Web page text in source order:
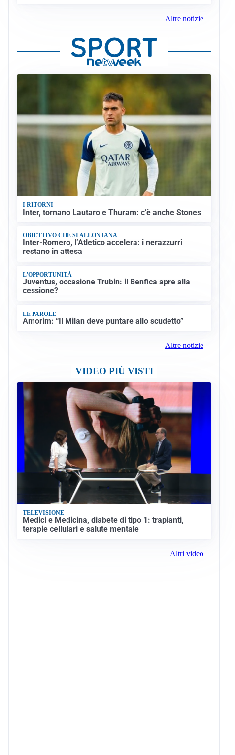
Altre notizie
I RITORNI
Inter, tornano Lautaro e Thuram: c’è anche Stones
OBIETTIVO CHE SI ALLONTANA
Inter-Romero, l’Atletico accelera: i nerazzurri
restano in attesa
L'OPPORTUNITÀ
Juventus, occasione Trubin: il Benfica apre alla
cessione?
LE PAROLE
Amorim: “Il Milan deve puntare allo scudetto”
Altre notizie
VIDEO PIÙ VISTI
TELEVISIONE
Medici e Medicina, diabete di tipo 1: trapianti,
terapie cellulari e salute mentale
Altri video